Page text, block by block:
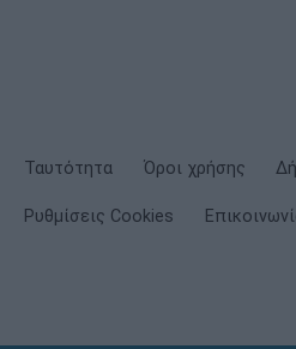
Ταυτότητα Όροι χρήσης
Ρυθμίσεις Cookies